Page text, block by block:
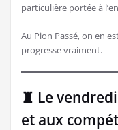
particulière portée à
Au Pion Passé, on en
progresse vraiment.
♜ Le
et aux